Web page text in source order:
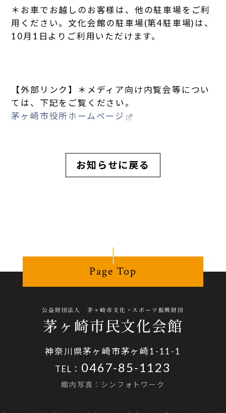
＊お車でお越しのお客様は、他の駐車場をご利
用ください。文化会館の駐車場(第4駐車場)は、
10月1日よりご利用いただけます。
【外部リンク】＊メディア向け内覧会等につい
ては、下記をご覧ください。
茅ヶ崎市役所ホームページ
お知らせに戻る
Page Top
公益財団法人 茅ヶ崎市文化・スポーツ振興財団
茅ヶ崎市民文化会館
神奈川県茅ヶ崎市茅ヶ崎1-11-1
TEL： 0467-85-1123
館内写真：シンフォトワーク